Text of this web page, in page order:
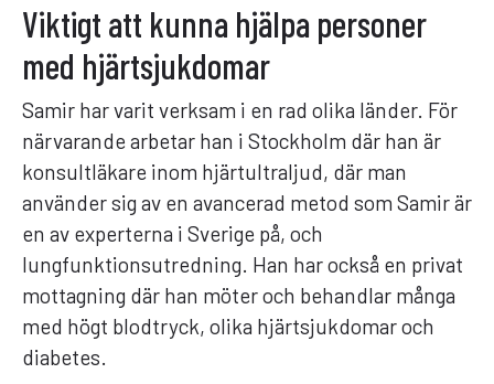
Viktigt att kunna hjälpa personer
med hjärtsjukdomar
Samir har varit verksam i en rad olika länder. För
närvarande arbetar han i Stockholm där han är
konsultläkare inom hjärtultraljud, där man
använder sig av en avancerad metod som Samir är
en av experterna i Sverige på, och
lungfunktionsutredning. Han har också en privat
mottagning där han möter och behandlar många
med högt blodtryck, olika hjärtsjukdomar och
diabetes.